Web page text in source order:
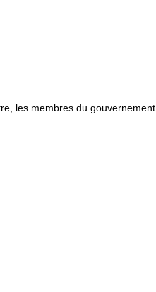
les membres du gouvernement